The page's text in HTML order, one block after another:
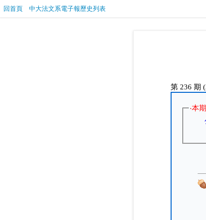
回首頁 中大法文系電子報歷史列表